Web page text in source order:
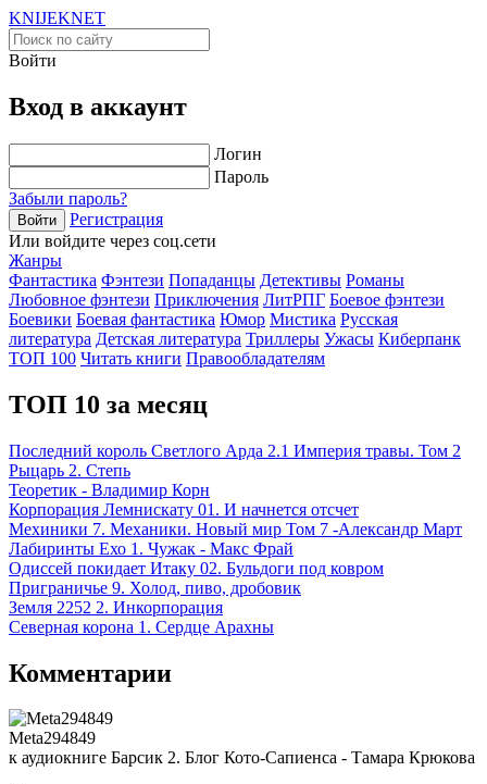
KNIJEKNET
Войти
Вход в аккаунт
Логин
Пароль
Забыли пароль?
Войти
Регистрация
Или войдите через соц.сети
Жанры
Фантастика Фэнтези Попаданцы Детективы Романы
Любовное фэнтези Приключения ЛитРПГ Боевое фэнтези
Боевики Боевая фантастика Юмор Мистика Русская
литература Детская литература Триллеры Ужасы Киберпанк
ТОП 100 Читать книги Правообладателям
ТОП 10 за месяц
Последний король Светлого Арда 2.1 Империя травы. Том 2
Рыцарь 2. Степь
Теоретик - Владимир Корн
Корпорация Лемнискату 01. И начнется отсчет
Мехиники 7. Механики. Новый мир Том 7 -Александр Март
Лабиринты Ехо 1. Чужак - Макс Фрай
Одиссей покидает Итаку 02. Бульдоги под ковром
Приграничье 9. Холод, пиво, дробовик
Земля 2252 2. Инкорпорация
Северная корона 1. Сердце Арахны
Комментарии
Meta294849
к аудиокниге Барсик 2. Блог Кото-Сапиенса - Тамара Крюкова